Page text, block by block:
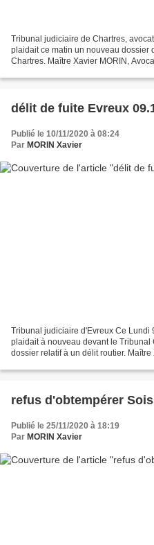
Tribunal judiciaire de Chartres, avocat droit routier
plaidait ce matin un nouveau dossier
Chartres. Maître Xavier MORIN,
délit de fuite Evreux
Publié le 10/11/2020 à 08:24
Par MORIN Xavier
Tribunal judiciaire d'Evreux Ce Lundi
plaidait à nouveau devant le Tribunal
dossier relatif à un délit routier. Maître
refus d'obtempérer
Publié le 25/11/2020 à 18:19
Par MORIN Xavier